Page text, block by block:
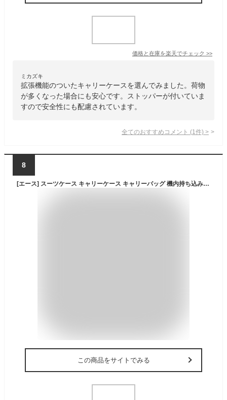
価格と在庫を楽天でチェック >>
ミカズキ
拡張機能のついたキャリーケースを選んでみました。荷物
が多くなった場合にも安心です。ストッパーが付いていま
すので安全性にも配慮されています。
全てのおすすめコメント (1 件) >
8
[エース] スーツケース キャリーケース キャリーバッグ 機内持ち込み sサイズ 1泊2日 2泊3日 35L キャスターストッパー 双輪キャスター 2.9kg クレスタ2 No.06936 55 cm ネイビーヘアライン
この商品をサイトでみる